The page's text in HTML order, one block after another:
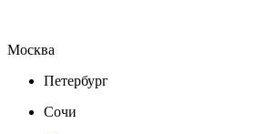
Москва
Петербург
Сочи